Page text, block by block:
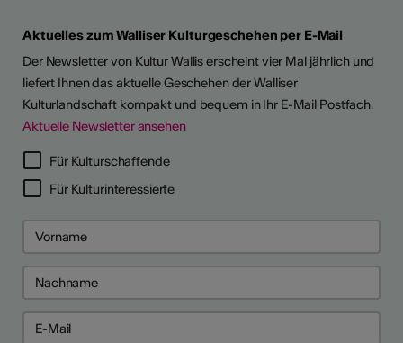
Aktuelles zum Walliser Kulturgeschehen per E-Mail
Der Newsletter von Kultur Wallis erscheint vier Mal jährlich und
liefert Ihnen das aktuelle Geschehen der Walliser
Kulturlandschaft kompakt und bequem in Ihr E-Mail Postfach.
Aktuelle Newsletter ansehen
Für Kulturschaffende
Für Kulturinteressierte